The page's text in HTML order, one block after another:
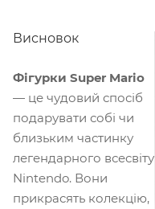
Висновок
Фігурки Super Mario
— це чудовий спосіб
подарувати собі чи
близьким частинку
легендарного всесвіту
Nintendo. Вони
прикрасять колекцію,